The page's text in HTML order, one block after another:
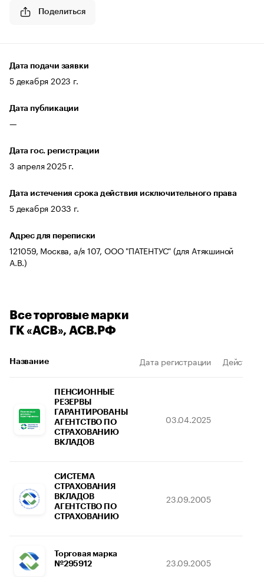
Поделиться
Дата подачи заявки
5 декабря 2023 г.
Дата публикации
—
Дата гос. регистрации
3 апреля 2025 г.
Дата истечения срока действия исключительного права
5 декабря 2033 г.
Адрес для переписки
121059, Москва, а/я 107, ООО "ПАТЕНТУС" (для Атякшиной
А.В.)
Все торговые марки
ГК «АСВ», АСВ.РФ
Название Дата регистрации
ПЕНСИОННЫЕ
РЕЗЕРВЫ
ГАРАНТИРОВАНЫ
АГЕНТСТВО ПО
СТРАХОВАНИЮ
ВКЛАДОВ
03.04.2025
СИСТЕМА
СТРАХОВАНИЯ
ВКЛАДОВ
АГЕНТСТВО ПО
СТРАХОВАНИЮ
23.09.2005
Торговая марка
№295912
23.09.2005